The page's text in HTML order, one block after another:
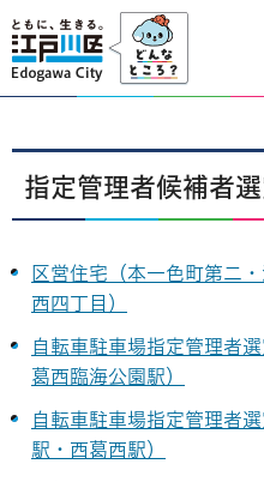
江戸川区
指定管理者候補者
区営住宅（本一色町第二
西四丁目）
自転車駐車場指定管理者
葛西臨海公園駅）
自転車駐車場指定管理者
駅・西葛西駅）